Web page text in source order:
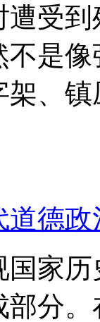
受
是
、
道德政
家
分